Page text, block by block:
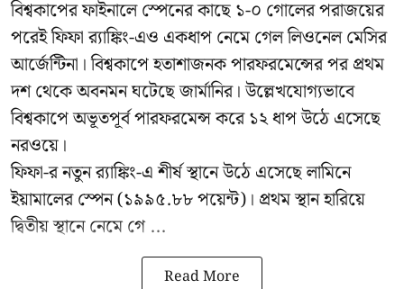
বিশ্বকাপের ফাইনালে স্পেনের কাছে ১-০ গোলের পরাজয়ের
পরেই ফিফা র‍্যাঙ্কিং-এও একধাপ নেমে গেল লিওনেল মেসির
আর্জেন্টিনা। বিশ্বকাপে হতাশাজনক পারফরমেন্সের পর প্রথম
দশ থেকে অবনমন ঘটেছে জার্মানির। উল্লেখযোগ্যভাবে
বিশ্বকাপে অভূতপূর্ব পারফরমেন্স করে ১২ ধাপ উঠে এসেছে
নরওয়ে।
ফিফা-র নতুন র‍্যাঙ্কিং-এ শীর্ষ স্থানে উঠে এসেছে লামিনে
ইয়ামালের স্পেন (১৯৯৫.৮৮ পয়েন্ট)। প্রথম স্থান হারিয়ে
দ্বিতীয় স্থানে নেমে গে ...
Read More